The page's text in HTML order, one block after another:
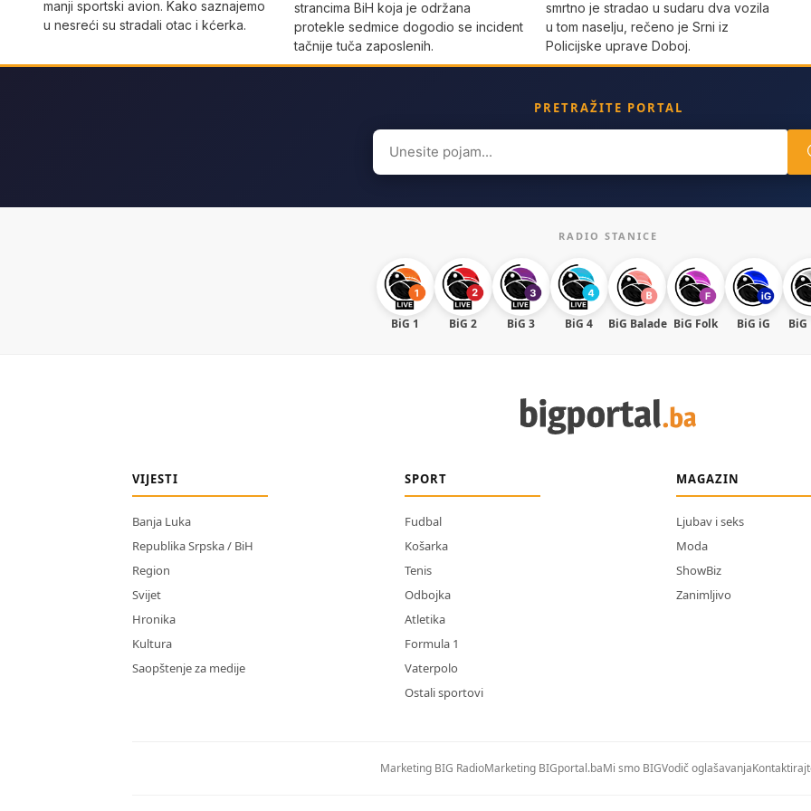
manji sportski avion. Kako saznajemo
u nesreći su stradali otac i kćerka.
strancima BiH koja je održana
protekle sedmice dogodio se incident
tačnije tuča zaposlenih.
smrtno je stradao u sudaru dva vozila
u tom naselju, rečeno je Srni iz
Policijske uprave Doboj.
PRETRAŽITE PORTAL
Search
for:
RADIO STANICE
BiG 1 BiG 2 BiG 3 BiG 4 BiG Balade BiG Folk BiG iG BiG
VIJESTI
Banja Luka
Republika Srpska / BiH
Region
Svijet
Hronika
Kultura
Saopštenje za medije
SPORT
Fudbal
Košarka
Tenis
Odbojka
Atletika
Formula 1
Vaterpolo
Ostali sportovi
MAGAZIN
Ljubav i seks
Moda
ShowBiz
Zanimljivo
Marketing BIG RadioMarketing BIGportal.baMi smo BIGVodič oglašavanja